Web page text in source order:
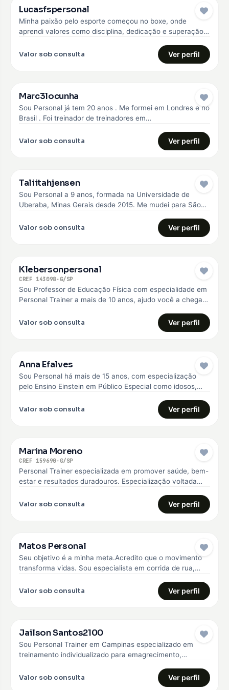
Lucasfspersonal
Minha paixão pelo esporte começou no boxe, onde
aprendi valores como disciplina, dedicação e superação.
Valor sob consulta Ver perfil
Marc3locunha
Sou Personal já tem 20 anos . Me formei em Londres e no
Brasil . Foi treinador de treinadores em…
Valor sob consulta Ver perfil
Taliitahjensen
Sou Personal a 9 anos, formada na Universidade de
Uberaba, Minas Gerais desde 2015. Me mudei para São
Valor sob consulta Ver perfil
Klebersonpersonal
CREF 143098-G/SP
Sou Professor de Educação Física com especialidade em
Personal Trainer a mais de 10 anos, ajudo você a chegar
Valor sob consulta Ver perfil
Anna Efalves
Sou Personal há mais de 15 anos, com especialização
pelo Ensino Einstein em Público Especial como idosos,
Valor sob consulta Ver perfil
Marina Moreno
CREF 159690-G/SP
Personal Trainer especializada em promover saúde, bem-
estar e resultados duradouros. Especialização voltada
de…
Valor sob consulta Ver perfil
Matos Personal
Seu objetivo é a minha meta.Acredito que o movimento
transforma vidas. Sou especialista em corrida de rua,
Valor sob consulta Ver perfil
Jailson Santos2100
Sou Personal Trainer em Campinas especializado em
treinamento individualizado para emagrecimento,
alunos iniciantes e…
Valor sob consulta Ver perfil